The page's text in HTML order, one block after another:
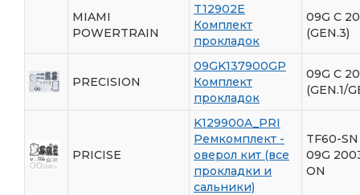
MIAMI
POWERTRAIN
T12902E
Комплект
прокладок
09G C
(GEN.3)
PRECISION
09GK137900GP
Комплект
прокладок
09G С
(GEN.1/
PRICISE
K129900A_PRI
Ремкомплект -
оверол кит (все
прокладки и
сальники)
TF60-
09G
ON